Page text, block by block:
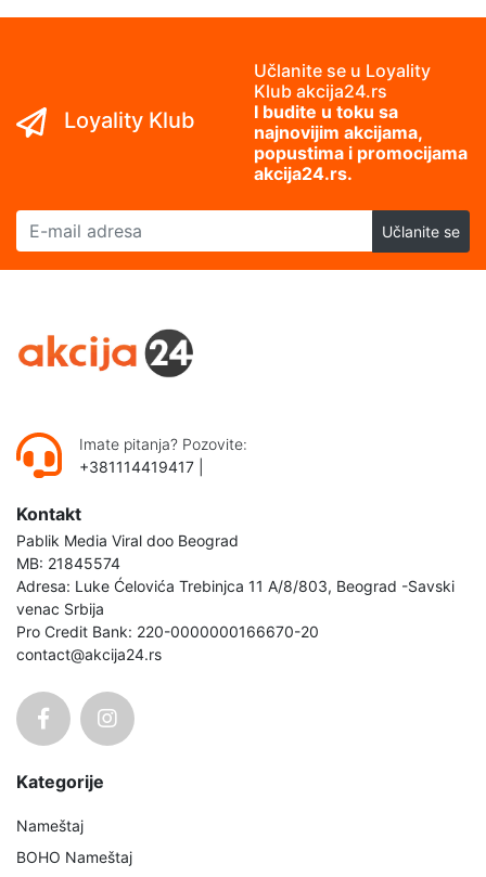
Loyality Klub
Učlanite se u Loyality
Klub akcija24.rs
I budite u toku sa
najnovijim akcijama,
popustima i promocijama
akcija24.rs.
E-mail adresa
Učlanite se
Imate pitanja? Pozovite:
+381114419417
Kontakt
Pablik Media Viral doo Beograd
MB: 21845574
Adresa: Luke Ćelovića Trebinjca 11 A/8/803, Beograd -Savski
venac Srbija
Pro Credit Bank: 220-0000000166670-20
contact@akcija24.rs
Kategorije
Nameštaj
BOHO Nameštaj